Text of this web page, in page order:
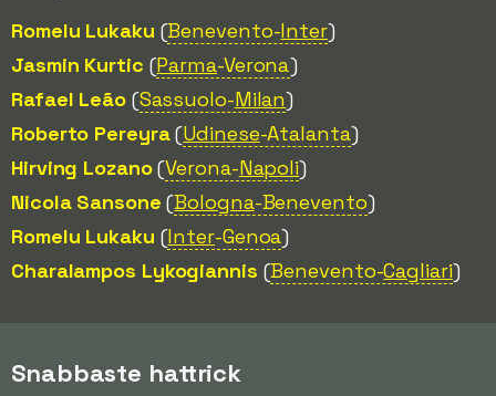
Romelu Lukaku (Benevento-Inter)
Jasmin Kurtic (Parma-Verona)
Rafael Leão(Sassuolo-Milan)
Roberto Pereyra(Udinese-Atalanta)
Hirving Lozano(Verona-Napoli)
Nicola Sansone (Bologna-Benevento)
Romelu Lukaku (Inter-Genoa)
Charalampos Lykogiannis (Benevento-Cagliari)
Snabbaste hattrick